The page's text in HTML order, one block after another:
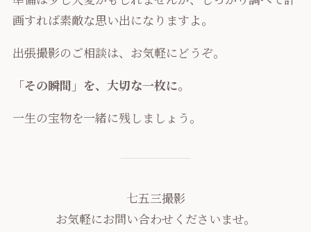
画すれば素敵な思い出になりますよ。
出張撮影のご相談は、お気軽にどうぞ。
「その瞬間」を、大切な一枚に。
一生の宝物を一緒に残しましょう。
七五三撮影
お気軽にお問い合わせくださいませ。